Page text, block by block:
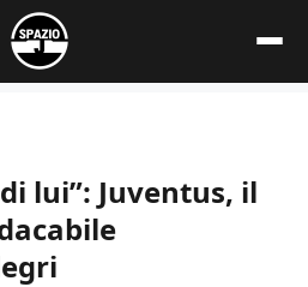
lui”: Juventus, il